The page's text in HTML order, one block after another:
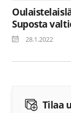
Suposta
28.1.2022
Tilaa